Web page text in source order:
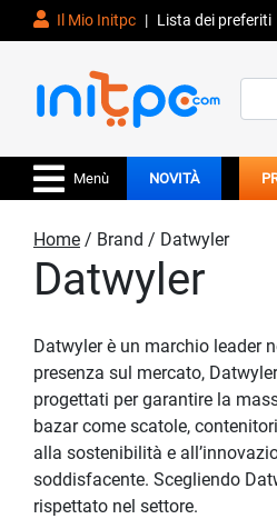
Il Mio Initpc | Lista dei preferiti
for:
Menù NOVITÀ
Home / Brand / Datwyler
Datwyler
Datwyler è un marchio leader
presenza sul mercato,
progettati per garantire la
bazar come scatole,
alla sostenibilità e
soddisfacente. Scegliendo
rispettato nel settore.